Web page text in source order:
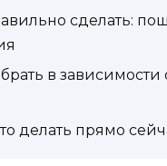
сделать:
в зависимости
делать прямо